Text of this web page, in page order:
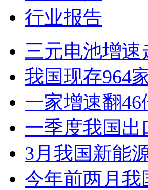
行业报告
三元电池增
我国现存964
一家增速翻
一季度我国出
3月我国新能
今年前两月我